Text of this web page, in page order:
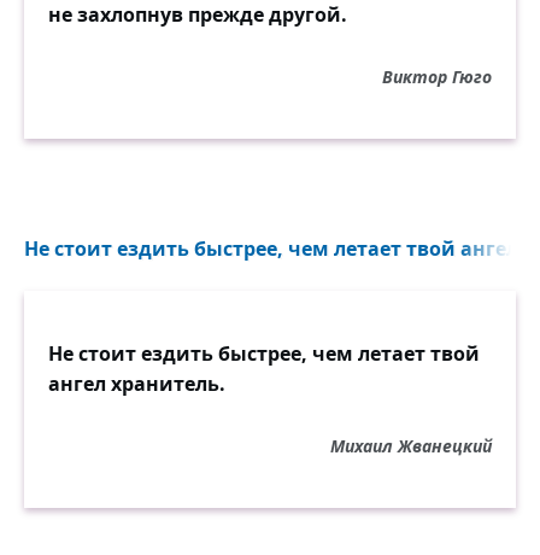
не захлопнув прежде другой.
Виктор Гюго
Не стоит ездить быстрее, чем летает твой ангел
Не стоит ездить быстрее, чем летает твой
ангел хранитель.
Михаил Жванецкий